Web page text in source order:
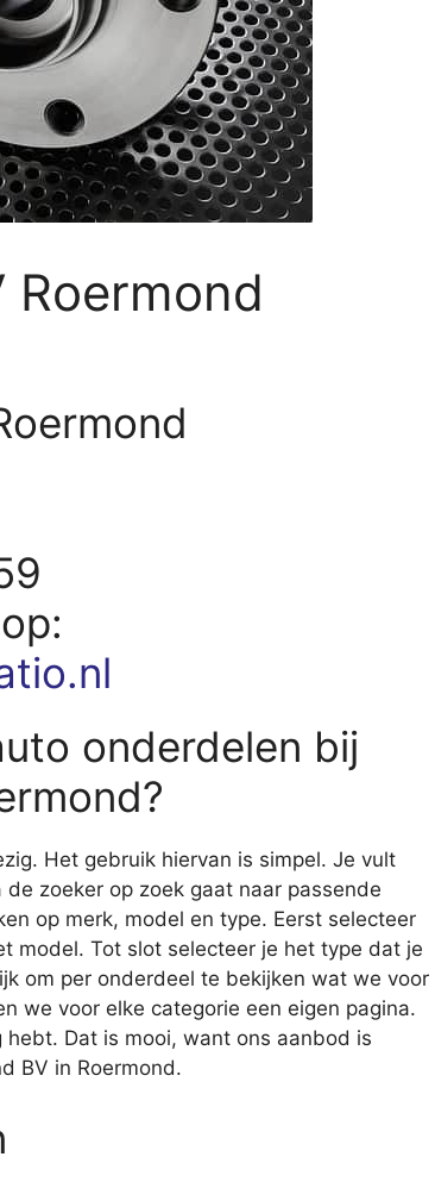
Roermond
onderdelen bij
Het gebruik hiervan is simpel. Je vult
zoeker op zoek gaat naar passende
op merk, model en type. Eerst selecteer
model. Tot slot selecteer je het type dat je
om per onderdeel te bekijken wat we voor
we voor elke categorie een eigen pagina.
Dat is mooi, want ons aanbod is
BV in Roermond.